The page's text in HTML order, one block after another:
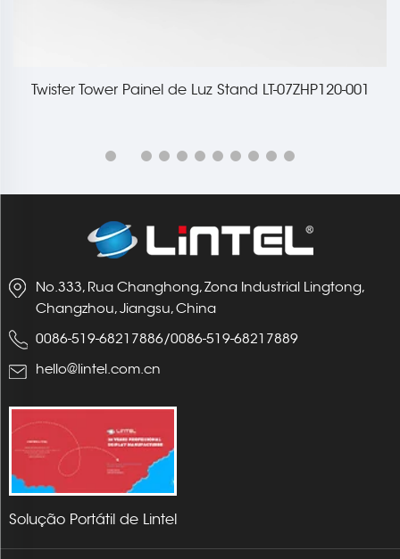
Twister Tower Painel de Luz Stand LT-07ZHP120-001
No.333, Rua Changhong, Zona Industrial Lingtong,
Changzhou, Jiangsu, China
0086-519-68217886/0086-519-68217889
hello@lintel.com.cn
Solução Portátil de Lintel